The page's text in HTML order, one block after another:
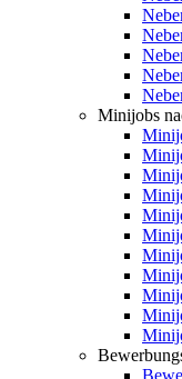
Minijobs